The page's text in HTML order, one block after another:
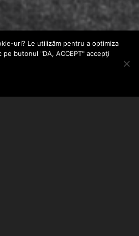
uri? Le utilizăm pentru a optimiza
butonul "DA, ACCEPT" accepţi